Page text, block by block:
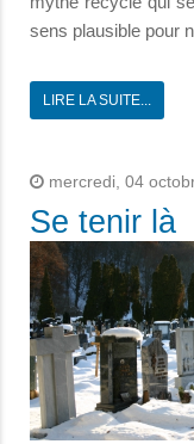
sens plausible pour
LIRE LA SUITE...
mercredi, 04
Se tenir là